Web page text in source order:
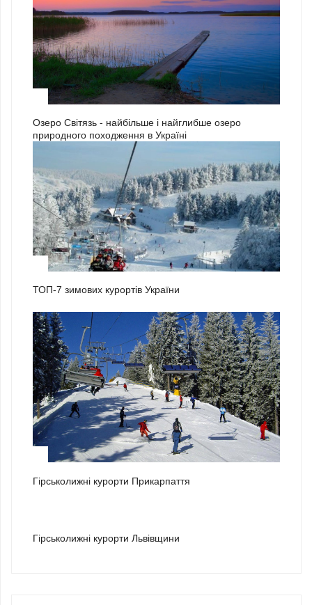
Озеро Світязь - найбільше і найглибше озеро
природного походження в Україні
ТОП-7 зимових курортів України
Гірськолижні курорти Прикарпаття
Гірськолижні курорти Львівщини